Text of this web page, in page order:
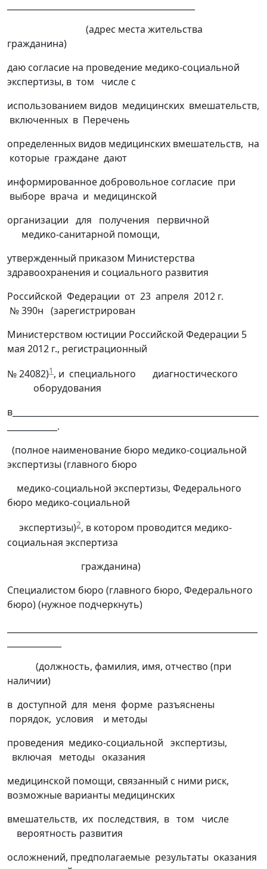
(адрес места жительства
гражданина)
даю согласие на проведение медико-социальной
экспертизы, в том числе с
использованием видов медицинских вмешательств,
включенных в Перечень
определенных видов медицинских вмешательств, на
которые граждане дают
информированное добровольное согласие при
выборе врача и медицинской
организации для получения первичной
медико-санитарной помощи,
утвержденный приказом Министерства
здравоохранения и социального развития
Российской Федерации от 23 апреля 2012 г.
№ 390н (зарегистрирован
Министерством юстиции Российской Федерации 5
мая 2012 г., регистрационный
№ 24082)1 , и специального диагностического
оборудования
в___________________________________________________________
____________.
(полное наименование бюро медико-социальной
экспертизы (главного бюро
медико-социальной экспертизы, Федерального
бюро медико-социальной
экспертизы)2, в котором проводится медико-
социальная экспертиза
гражданина)
Специалистом бюро (главного бюро, Федерального
бюро) (нужное подчеркнуть)
(должность, фамилия, имя, отчество (при
наличии)
в доступной для меня форме разъяснены
порядок, условия и методы
проведения медико-социальной экспертизы,
включая методы оказания
медицинской помощи, связанный с ними риск,
возможные варианты медицинских
вмешательств, их последствия, в том числе
вероятность развития
осложнений, предполагаемые результаты оказания